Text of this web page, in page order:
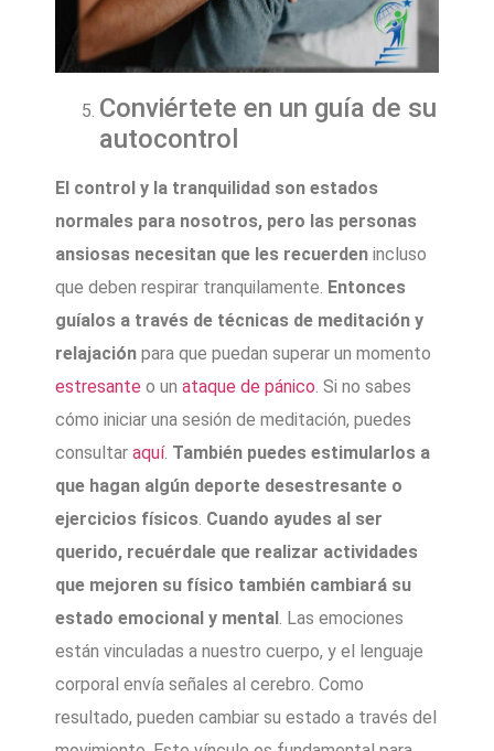
Conviértete en un guía de su
autocontrol
El control y la tranquilidad son estados
normales para nosotros, pero las personas
ansiosas necesitan que les recuerden incluso
que deben respirar tranquilamente. Entonces
guíalos a través de técnicas de meditación y
relajación para que puedan superar un momento
estresante o un ataque de pánico . Si no sabes
cómo iniciar una sesión de meditación, puedes
consultar aquí. También puedes estimularlos a
que hagan algún deporte desestresante o
ejercicios físicos Cuando ayudes al ser
querido, recuérdale que realizar actividades
que mejoren su físico también cambiará su
estado emocional y mental . Las emociones
están vinculadas a nuestro cuerpo, y el lenguaje
corporal envía señales al cerebro. Como
resultado, pueden cambiar su estado a través del